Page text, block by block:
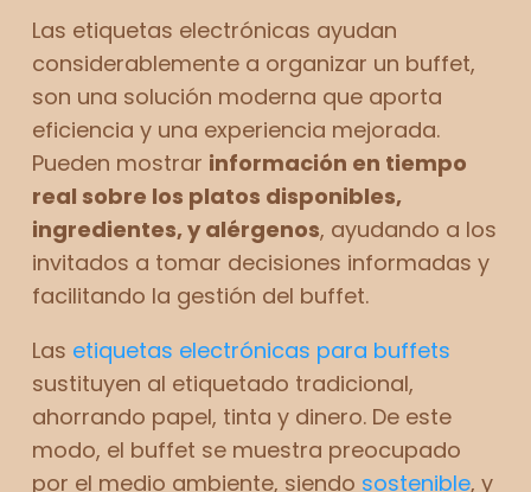
Las etiquetas electrónicas ayudan
considerablemente a organizar un buffet,
son una solución moderna que aporta
eficiencia y una experiencia mejorada.
Pueden mostrar información en tiempo
real sobre los platos disponibles,
ingredientes, y alérgenos, ayudando a los
invitados a tomar decisiones informadas y
facilitando la gestión del buffet.
Las etiquetas electrónicas para buffets
sustituyen al etiquetado tradicional,
ahorrando papel, tinta y dinero. De este
modo, el buffet se muestra preocupado
por el medio ambiente, siendo sostenible, y